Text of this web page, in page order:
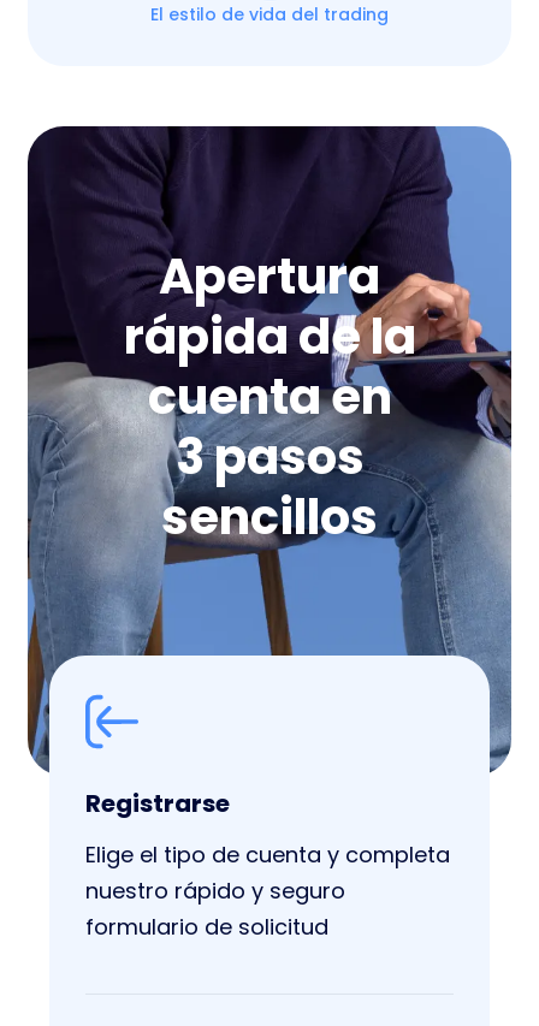
El estilo de vida del trading
Apertura
rápida de la
cuenta en
3 pasos
sencillos
Registrarse
Elige el tipo de cuenta y completa
nuestro rápido y seguro
formulario de solicitud